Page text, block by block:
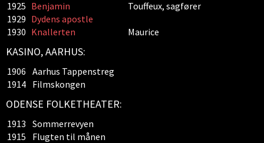
1925 Benjamin
Touffeux, sagfører
1929 Dydens apostle
1930 Knallerten Maurice
KASINO, AARHUS:
1906 Aarhus Tappenstreg
1914 Filmskongen
ODENSE FOLKETHEATER:
1913 Sommerrevyen
1915
Flugten til månen